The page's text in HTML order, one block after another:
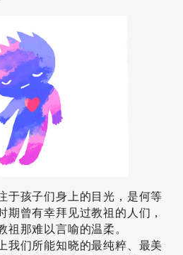
孩子们身上的目光，是何等
期曾有幸拜见过教祖的人们，
那难以言喻的温柔。
们所能知晓的最纯粹、最美